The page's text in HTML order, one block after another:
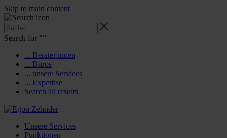
Skip to main content
Search for “”
... Berater:innen
... Büros
... unsere Services
... Expertise
Search all results
Unsere Services
Funktionen